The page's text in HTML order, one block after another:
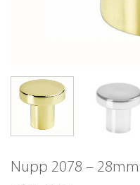
Nupp 2078 – 28mm